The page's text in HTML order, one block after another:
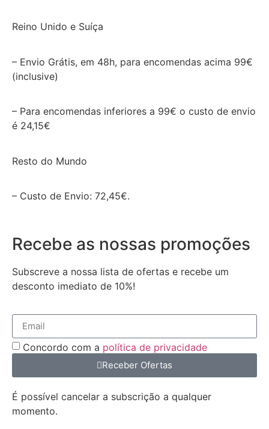
Reino Unido e Suíça
– Envio Grátis, em 48h, para encomendas acima 99€
(inclusive)
– Para encomendas inferiores a 99€ o custo de envio
é 24,15€
Resto do Mundo
– Custo de Envio: 72,45€.
Recebe as nossas promoções
Subscreve a nossa lista de ofertas e recebe um
desconto imediato de 10%!
Concordo com a política de privacidade
Receber Ofertas
É possível cancelar a subscrição a qualquer
momento.